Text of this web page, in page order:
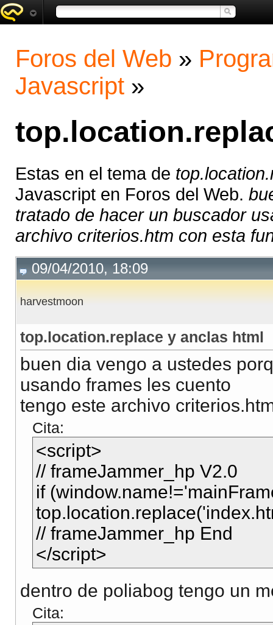
Foros del Web »
Javascript »
Estas en el tema de
Javascript en Foros del Web.
tratado de hacer un buscador
archivo criterios.htm con esta
09/04/2010, 18:09
harvestmoon
top.location.replace y anclas html
buen dia vengo a ustedes
usando frames les cuento
tengo este archivo
Cita:
<script>
// frameJammer_hp V2.0
if
// frameJammer_hp End
</script>
dentro de poliabog tengo un
Cita: